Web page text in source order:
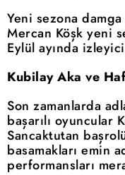
Yeni sezona
Mercan Köşk yeni
Eylül ayında
Kubilay Aka ve
Son zamanlarda
başarılı oyuncular
Sancaktutan
basamakları emin
performansları